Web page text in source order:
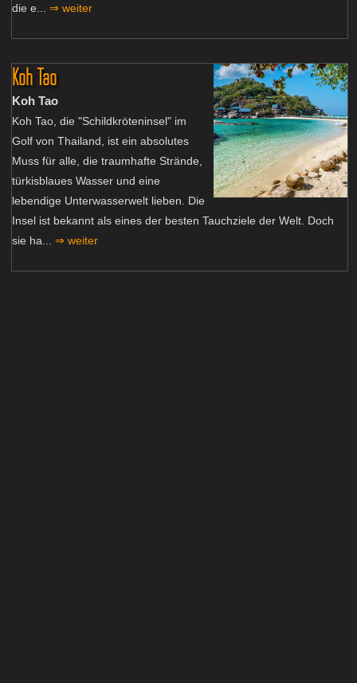
die e... ⇒ weiter
Koh Tao
Koh Tao
Koh Tao, die "Schildkröteninsel" im
Golf von Thailand, ist ein absolutes
Muss für alle, die traumhafte Strände,
türkisblaues Wasser und eine
lebendige Unterwasserwelt lieben. Die
Insel ist bekannt als eines der besten Tauchziele der Welt. Doch
sie ha... ⇒ weiter